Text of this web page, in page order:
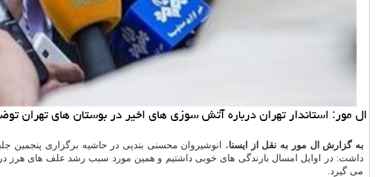
ال مور: استاندار تهران درباره آتش سوزی های اخیر در بوستان های تهران
به گزارش ال مور به نقل از ایسنا، انوشیروان محسنی بندپی در حاشیه برگزاری پنجمین
داشت: در اوایل امسال بارندگی های خوبی داشتیم و همین مورد سبب رشد علف های
می گیرد.